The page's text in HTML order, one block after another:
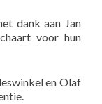
dank aan Jan
voor hun
en Olaf